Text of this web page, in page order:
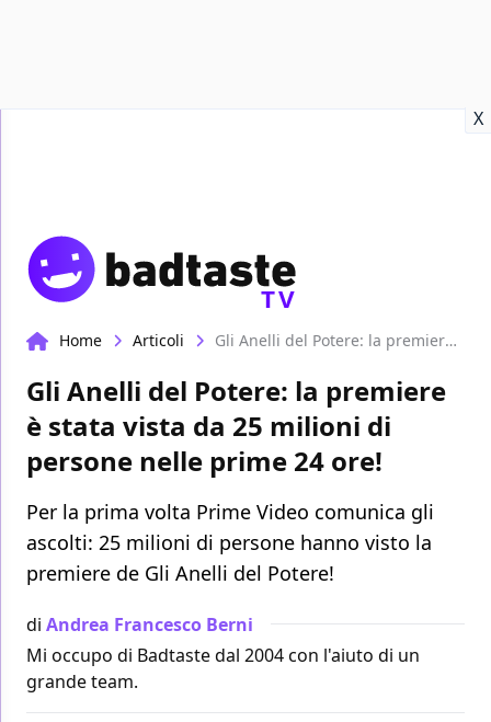
X
TV
Home Articoli Gli Anelli del Potere: la premiere è stata vista da 25 milioni di persone nelle prime 24 ore!
Gli Anelli del Potere: la premiere
è stata vista da 25 milioni di
persone nelle prime 24 ore!
Per la prima volta Prime Video comunica gli
ascolti: 25 milioni di persone hanno visto la
premiere de Gli Anelli del Potere!
di Andrea Francesco Berni
Mi occupo di Badtaste dal 2004 con l'aiuto di un
grande team.